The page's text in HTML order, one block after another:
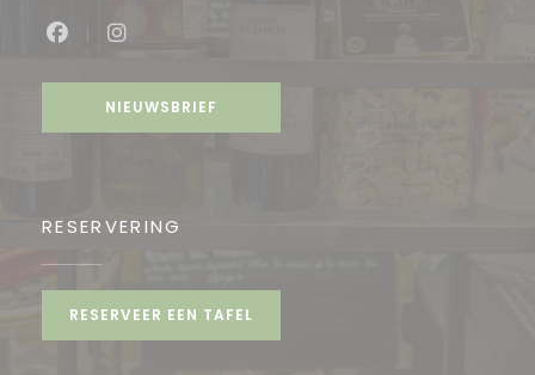
Facebook ((opent in een nieuw venster))
NIEUWSBRIEF
RESERVERING
RESERVEER EEN TAFEL